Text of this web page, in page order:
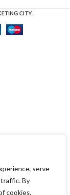
serve
By
cookies.
CITY